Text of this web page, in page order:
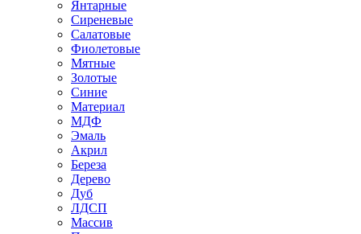
Янтарные
Сиреневые
Салатовые
Фиолетовые
Мятные
Золотые
Синие
Материал
МДФ
Эмаль
Акрил
Береза
Дерево
Дуб
ЛДСП
Массив